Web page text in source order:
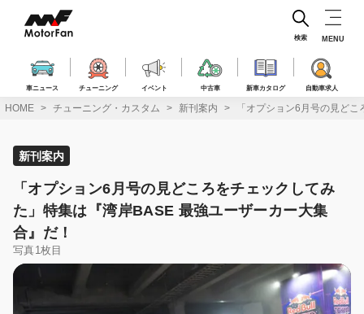
ス
車ニュース チューニング イベント 中古車 新車カタログ 自動車求人
検索 MENU
HOME チューニング・カスタム 新刊案内 「オプション6月号の見ど
新刊案内
「オプション6月号の見どころをチェックしてみ
た」特集は『湾岸BASE 最強ユーザーカー大集
合』だ！
写真1枚目